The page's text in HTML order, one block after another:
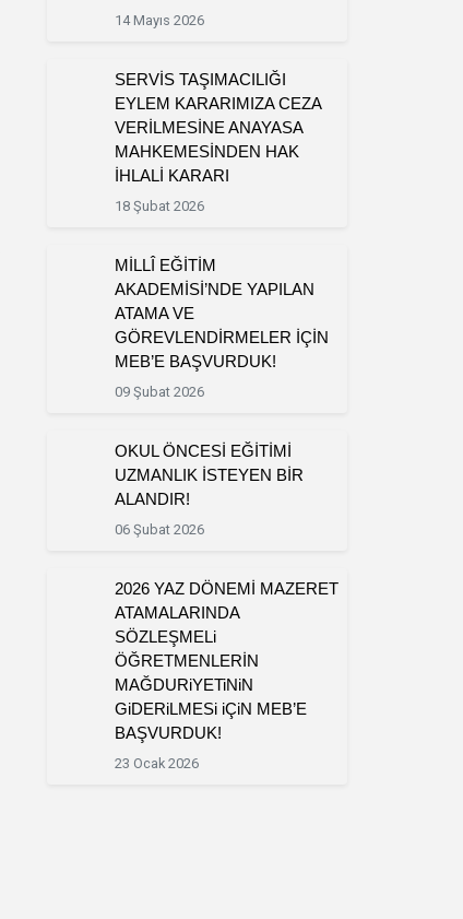
14 Mayıs 2026
SERVİS TAŞIMACILIĞI
EYLEM KARARIMIZA CEZA
VERİLMESİNE ANAYASA
MAHKEMESİNDEN HAK
İHLALİ KARARI
18 Şubat 2026
MİLLÎ EĞİTİM
AKADEMİSİ’NDE YAPILAN
ATAMA VE
GÖREVLENDİRMELER İÇİN
MEB’E BAŞVURDUK!
09 Şubat 2026
OKUL ÖNCESİ EĞİTİMİ
UZMANLIK İSTEYEN BİR
ALANDIR!
06 Şubat 2026
2026 YAZ DÖNEMİ MAZERET
ATAMALARINDA
SÖZLEŞMELi
ÖĞRETMENLERİN
MAĞDURiYETiNiN
GiDERiLMESi iÇiN MEB’E
BAŞVURDUK!
23 Ocak 2026